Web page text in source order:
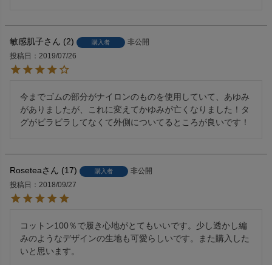
敏感肌子 2 購入者
非公開
投稿日
2019/07/26
今までゴムの部分がナイロンのものを使用していて、あゆみ
がありましたが、これに変えてかゆみが亡くなりました！タ
グがビラビラしてなくて外側についてるところが良いです！
Rosetea 17 購入者
非公開
投稿日
2018/09/27
コットン100％で履き心地がとてもいいです。少し透かし編
みのようなデザインの生地も可愛らしいです。また購入した
いと思います。